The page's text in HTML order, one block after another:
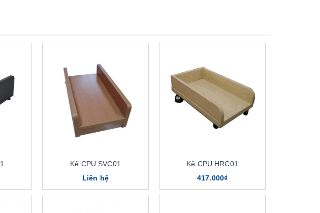
Kệ CPU SVC01
Liên hệ
Kệ CPU HRC01
417.000₫